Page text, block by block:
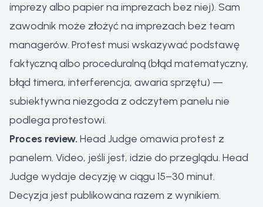
imprezy albo papier na imprezach bez niej). Sam
zawodnik może złożyć na imprezach bez team
managerów. Protest musi wskazywać podstawę
faktyczną albo proceduralną (błąd matematyczny,
błąd timera, interferencja, awaria sprzętu) —
subiektywna niezgoda z odczytem panelu nie
podlega protestowi.
Proces review. Head Judge omawia protest z
panelem. Video, jeśli jest, idzie do przeglądu. Head
Judge wydaje decyzję w ciągu 15–30 minut.
Decyzja jest publikowana razem z wynikiem.